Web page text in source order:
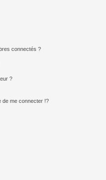
connectés ?
?
de me connecter !?